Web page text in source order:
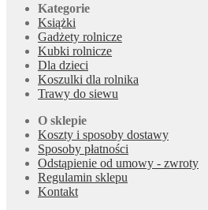
Kategorie
Książki
Gadżety rolnicze
Kubki rolnicze
Dla dzieci
Koszulki dla rolnika
Trawy do siewu
O sklepie
Koszty i sposoby dostawy
Sposoby płatności
Odstąpienie od umowy - zwroty
Regulamin sklepu
Kontakt